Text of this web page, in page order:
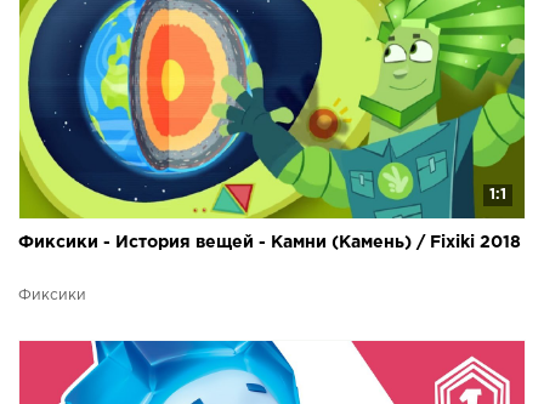
1:1
Фиксики - История вещей - Камни (Камень) / Fixiki 2018
Фиксики